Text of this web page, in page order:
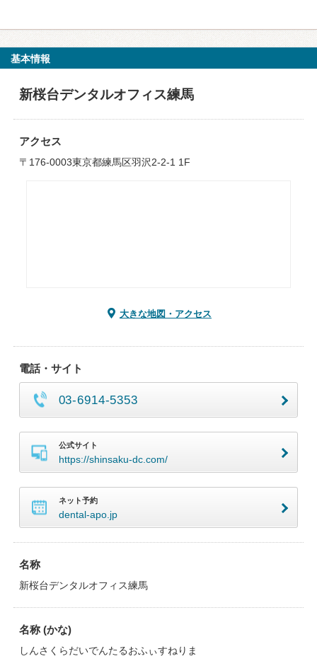
基本情報
新桜台デンタルオフィス練馬
アクセス
〒176-0003東京都練馬区羽沢2-2-1 1F
大きな地図・アクセス
電話・サイト
03-6914-5353
公式サイト
https://shinsaku-dc.com/
ネット予約
dental-apo.jp
名称
新桜台デンタルオフィス練馬
名称 (かな)
しんさくらだいでんたるおふぃすねりま